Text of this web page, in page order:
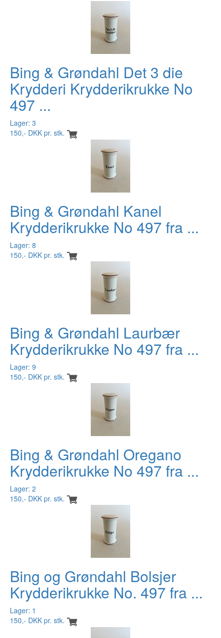
Bing & Grøndahl Det 3 die
Krydderi Krydderikrukke No
497 ...
Lager: 3
150,- DKK pr. stk.
Bing & Grøndahl Kanel
Krydderikrukke No 497 fra ...
Lager: 8
150,- DKK pr. stk.
Bing & Grøndahl Laurbær
Krydderikrukke No 497 fra ...
Lager: 9
150,- DKK pr. stk.
Bing & Grøndahl Oregano
Krydderikrukke No 497 fra ...
Lager: 2
150,- DKK pr. stk.
Bing og Grøndahl Bolsjer
Krydderikrukke No. 497 fra ...
Lager: 1
150,- DKK pr. stk.